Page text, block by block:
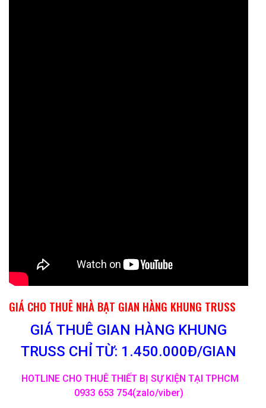
GIÁ CHO THUÊ NHÀ BẠT GIAN HÀNG KHUNG TRUSS
GIÁ THUÊ GIAN HÀNG KHUNG
TRUSS CHỈ TỪ: 1.450.000Đ/GIAN
HOTLINE CHO THUÊ THIẾT BỊ SỰ KIỆN TẠI TPHCM
0933 653 754(zalo/viber)